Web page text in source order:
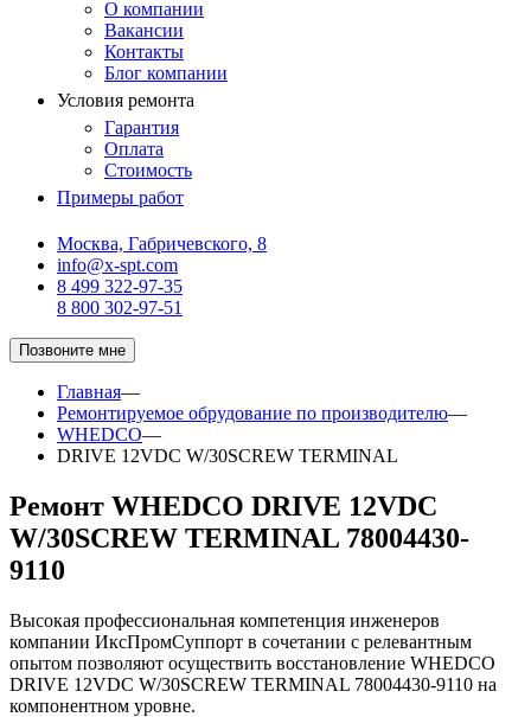
О компании
Вакансии
Контакты
Блог компании
Условия ремонта
Гарантия
Оплата
Стоимость
Примеры работ
Москва, Габричевского, 8
info@x-spt.com
8 499 322-97-35
8 800 302-97-51
Позвоните мне
Главная—
Ремонтируемое обрудование по производителю—
WHEDCO—
DRIVE 12VDC W/30SCREW TERMINAL
Ремонт WHEDCO DRIVE 12VDC
W/30SCREW TERMINAL 78004430-
9110
Высокая профессиональная компетенция инженеров
компании ИксПромСуппорт в сочетании с релевантным
опытом позволяют осуществить восстановление WHEDCO
DRIVE 12VDC W/30SCREW TERMINAL 78004430-9110 на
компонентном уровне.